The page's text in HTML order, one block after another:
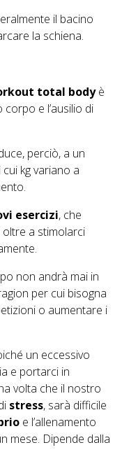
il bacino
la schiena.
total bodyè
e l’ausilio di
perciò, a un
cui kg variano a
esercizi, che
a stimolarci
non andrà mai in
per cui bisogna
o aumentare i
un eccessivo
e portarci in
volta che il nostro
stress, sarà difficile
e l’allenamento
mese. Dipende dalla